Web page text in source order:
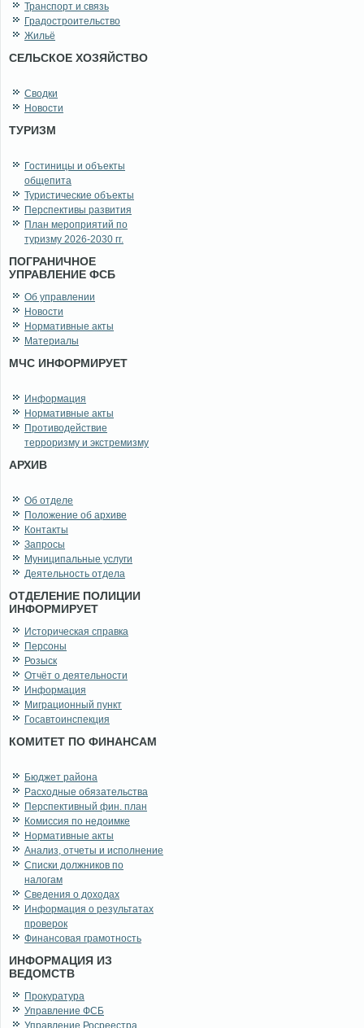
Транспорт и связь
Градостроительство
Жильё
СЕЛЬСКОЕ ХОЗЯЙСТВО
Сводки
Новости
ТУРИЗМ
Гостиницы и объекты
общепита
Туристические объекты
Перспективы развития
План мероприятий по
туризму 2026-2030 гг.
ПОГРАНИЧНОЕ
УПРАВЛЕНИЕ ФСБ
Об управлении
Новости
Нормативные акты
Материалы
МЧС ИНФОРМИРУЕТ
Информация
Нормативные акты
Противодействие
терроризму и экстремизму
АРХИВ
Об отделе
Положение об архиве
Контакты
Запросы
Муниципальные услуги
Деятельность отдела
ОТДЕЛЕНИЕ ПОЛИЦИИ
ИНФОРМИРУЕТ
Историческая справка
Персоны
Розыск
Отчёт о деятельности
Информация
Миграционный пункт
Госавтоинспекция
КОМИТЕТ ПО ФИНАНСАМ
Бюджет района
Расходные обязательства
Перспективный фин. план
Комиссия по недоимке
Нормативные акты
Анализ, отчеты и исполнение
Списки должников по
налогам
Сведения о доходах
Информация о результатах
проверок
Финансовая грамотность
ИНФОРМАЦИЯ ИЗ
ВЕДОМСТВ
Прокуратура
Управление ФСБ
Управление Росреестра